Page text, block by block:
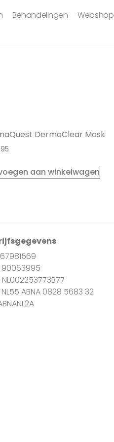
Behandelingen Webshop
DermaClear Mask
aan winkelwagen
90063995
NL002253773B77
NL55 ABNA 0828 5683 32